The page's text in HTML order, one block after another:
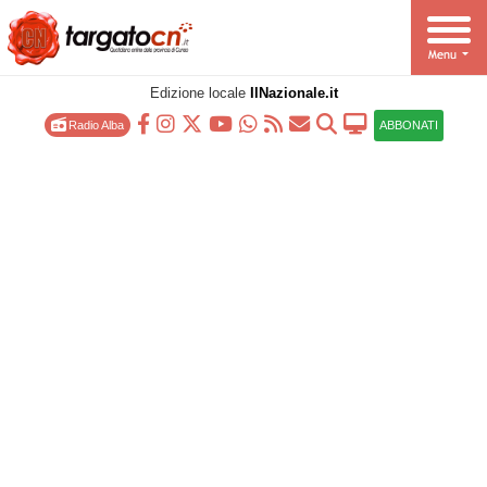
Edizione locale IlNazionale.it
Radio Alba ABBONATI